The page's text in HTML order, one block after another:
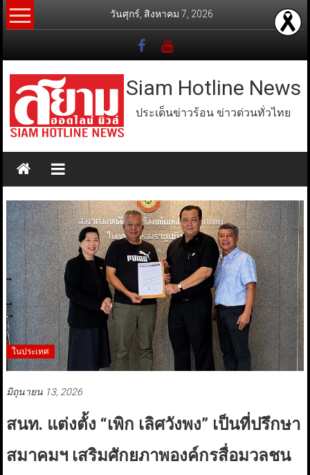
Skip
to
วันศุกร์, สิงหาคม 7, 2026
Siam Hotline News
ประเด็นข่าวร้อน ข่าวด่วนทั่วไทย
ในประเทศ
มิถุนายน 13, 2026
สนท. แต่งตั้ง “เพิก เลิศวังพง” เป็นที่ปรึกษา
สมาคมฯ เสริมศักยภาพองค์กรสื่อมวลชน